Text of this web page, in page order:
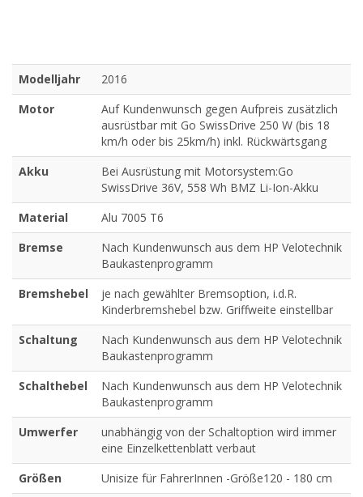
Modelljahr
2016
Motor
Auf Kundenwunsch gegen Aufpreis zusätzlich
ausrüstbar mit Go SwissDrive 250 W (bis 18
km/h oder bis 25km/h) inkl. Rückwärtsgang
Akku
Bei Ausrüstung mit Motorsystem:Go
SwissDrive 36V, 558 Wh BMZ Li-Ion-Akku
Material
Alu 7005 T6
Bremse
Nach Kundenwunsch aus dem HP Velotechnik
Baukastenprogramm
Bremshebel
je nach gewählter Bremsoption, i.d.R.
Kinderbremshebel bzw. Griffweite einstellbar
Schaltung
Nach Kundenwunsch aus dem HP Velotechnik
Baukastenprogramm
Schalthebel
Nach Kundenwunsch aus dem HP Velotechnik
Baukastenprogramm
Umwerfer
unabhängig von der Schaltoption wird immer
eine Einzelkettenblatt verbaut
Größen
Unisize für FahrerInnen -Größe120 - 180 cm